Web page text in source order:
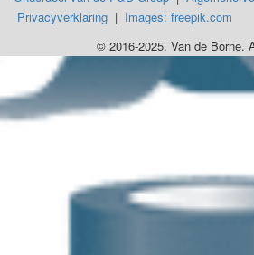
Privacyverklaring | Images: freepik.com
© 2016-2025. Van de Borne.